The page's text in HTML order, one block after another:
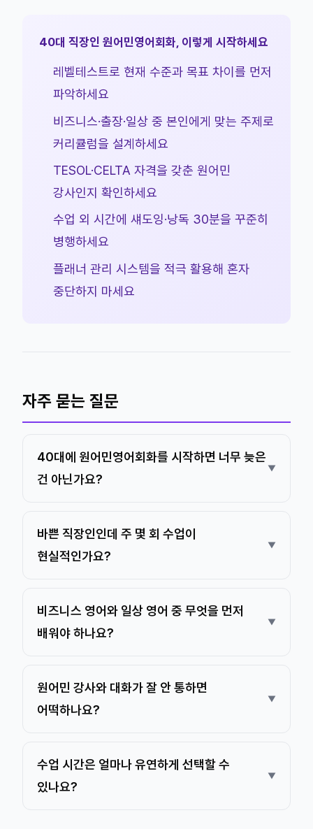
40대 직장인 원어민영어회화, 이렇게 시작하세요
레벨테스트로 현재 수준과 목표 차이를 먼저
파악하세요
비즈니스·출장·일상 중 본인에게 맞는 주제로
커리큘럼을 설계하세요
TESOL·CELTA 자격을 갖춘 원어민
강사인지 확인하세요
수업 외 시간에 섀도잉·낭독 30분을 꾸준히
병행하세요
플래너 관리 시스템을 적극 활용해 혼자
중단하지 마세요
자주 묻는 질문
40대에 원어민영어회화를 시작하면 너무 늦은
건 아닌가요?
바쁜 직장인인데 주 몇 회 수업이
현실적인가요?
비즈니스 영어와 일상 영어 중 무엇을 먼저
배워야 하나요?
원어민 강사와 대화가 잘 안 통하면
어떡하나요?
수업 시간은 얼마나 유연하게 선택할 수
있나요?